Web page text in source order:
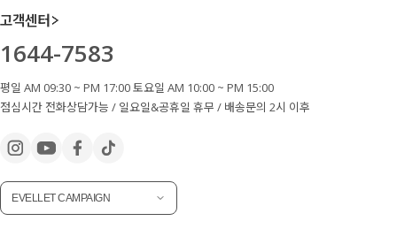
고객센터
1644-7583
평일 AM 09:30 ~ PM 17:00 토요일 AM 10:00 ~ PM 15:00
점심시간 전화상담가능 / 일요일&공휴일 휴무 / 배송문의 2시 이후
EVELLET CAMPAIGN